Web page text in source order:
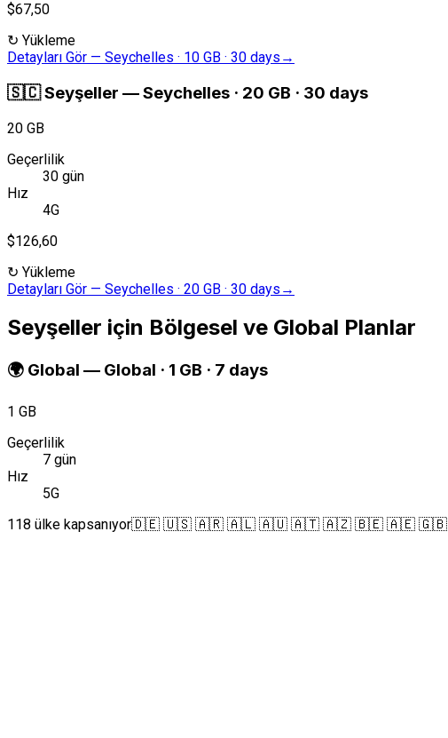
$67,50
↻ Yükleme
Detayları Gör — Seychelles · 10 GB · 30 days →
🇸🇨Seyşeller —Seychelles · 20 GB · 30 days
20 GB
Geçerlilik
30 gün
Hız
4G
$126,60
↻ Yükleme
Detayları Gör — Seychelles · 20 GB · 30 days →
Seyşeller için Bölgesel ve Global Planlar
🌍 Global — Global · 1 GB · 7 days
1 GB
Geçerlilik
7 gün
Hız
5G
118 ülke kapsanıyor🇩🇪 🇺🇸 🇦🇷 🇦🇱 🇦🇺 🇦🇹 🇦🇿 🇧🇪 🇦🇪 🇬🇧